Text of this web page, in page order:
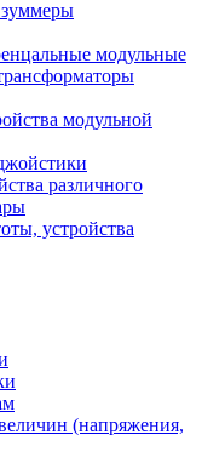
модульные
модульной
различного
устройства
(напряжения,